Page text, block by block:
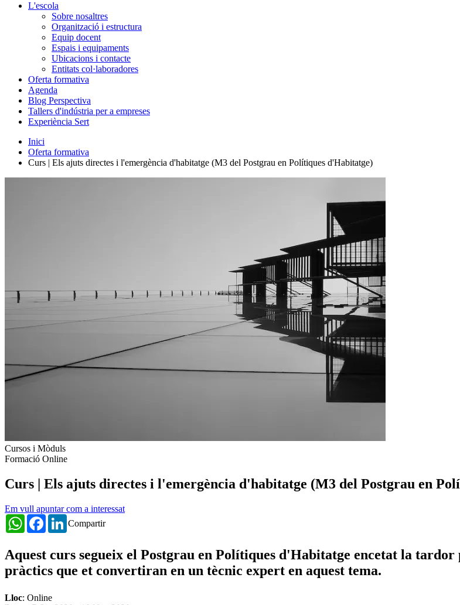
L'escola
Sobre nosaltres
Organització i estructura
Equip docent
Espais i equipaments
Ubicacions i contacte
Entitats col·laboradores
Oferta formativa
Agenda
Blog Perspectiva
Tallers d'indústria per a empreses
Experiència Sert
Inici
Oferta formativa
Curs | Els ajuts directes i l'emergència d'habitatge (M3 del Postgrau en Polítiques d'Habitatge)
Cursos i Mòduls
Formació Online
Curs | Els ajuts directes i l'emergència d'habitatge (M3 del Postgrau en
Em vull apuntar com a interessat
Compartir
WhatsAppFacebookLinkedIn
Aquest curs segueix el Postgrau en Polítiques d'Habitatge encetat la
pràctics que et convertiran en un tècnic expert en aquest tema.
Lloc: Online